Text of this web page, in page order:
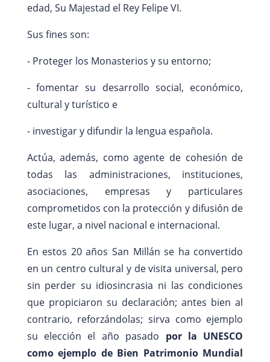
edad, Su Majestad el Rey Felipe VI.
Sus fines son:
- Proteger los Monasterios y su entorno;
- fomentar su desarrollo social, económico,
cultural y turístico e
- investigar y difundir la lengua española.
Actúa, además, como agente de cohesión de
todas las administraciones, instituciones,
asociaciones, empresas y particulares
comprometidos con la protección y difusión de
este lugar, a nivel nacional e internacional.
En estos 20 años San Millán se ha convertido
en un centro cultural y de visita universal, pero
sin perder su idiosincrasia ni las condiciones
que propiciaron su declaración; antes bien al
contrario, reforzándolas; sirva como ejemplo
su elección el año pasado por la UNESCO
como ejemplo de Bien Patrimonio Mundial